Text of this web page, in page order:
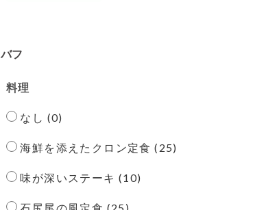
バフ
料理
なし (0)
海鮮を添えたクロン定食 (25)
味が深いステーキ (10)